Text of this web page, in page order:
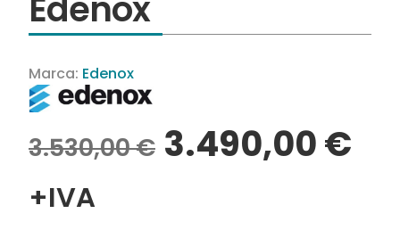
Edenox
Marca: Edenox
3.530,00€ 3.490,00€
+IVA